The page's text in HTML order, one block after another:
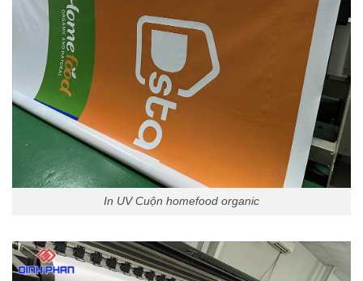
In UV Cuộn homefood organic